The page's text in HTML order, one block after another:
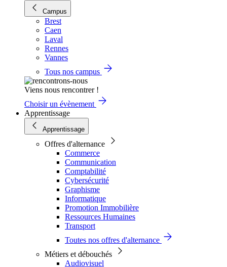
Campus
Brest
Caen
Laval
Rennes
Vannes
Tous nos campus
Viens nous rencontrer !
Choisir un évènement
Apprentissage
Apprentissage
Offres d'alternance
Commerce
Communication
Comptabilité
Cybersécurité
Graphisme
Informatique
Promotion Immobilière
Ressources Humaines
Transport
Toutes nos offres d'alternance
Métiers et débouchés
Audiovisuel